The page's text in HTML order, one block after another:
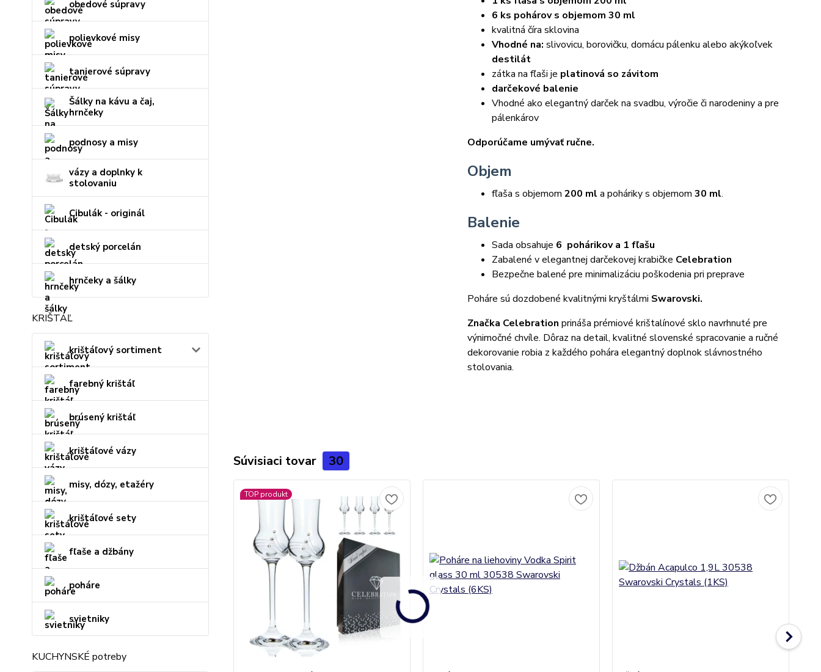
obedové súpravy
polievkové misy
tanierové súpravy
Šálky na kávu a čaj,
hrnčeky
podnosy a misy
vázy a doplnky k
stolovaniu
Cibulák - originál
detský porcelán
hrnčeky a šálky
KRIŠTÁĽ
krištáľový sortiment
farebný krištáľ
brúsený krištáľ
krištáľové vázy
misy, dózy, etažéry
krištáľové sety
fľaše a džbány
poháre
svietniky
KUCHYNSKÉ potreby
6 ks pohárov s objemom 30 ml
kvalitná číra sklovina
Vhodné na: slivovicu, borovičku, domácu pálenku alebo akýkoľvek
destilát
zátka na fľaši je platinová so závitom
darčekové balenie
Vhodné ako elegantný darček na svadbu, výročie či narodeniny a pre
pálenkárov
Odporúčame umývať ručne.
Objem
fľaša s objemom200 mla poháriky s objemom30 ml.
Balenie
Sada obsahuje 6 pohárikov a 1 fľašu
Zabalené v elegantnej darčekovej krabičke Celebration
Bezpečne balené pre minimalizáciu poškodenia pri preprave
Poháre sú dozdobené kvalitnými kryštálmi Swarovski.
Značka Celebrationprináša prémiové krištalínové sklo navrhnuté pre
výnimočné chvíle. Dôraz na detail, kvalitné slovenské spracovanie a ručné
dekorovanie robia z každého pohára elegantný doplnok slávnostného
stolovania.
Súvisiaci tovar 30
TOP produkt